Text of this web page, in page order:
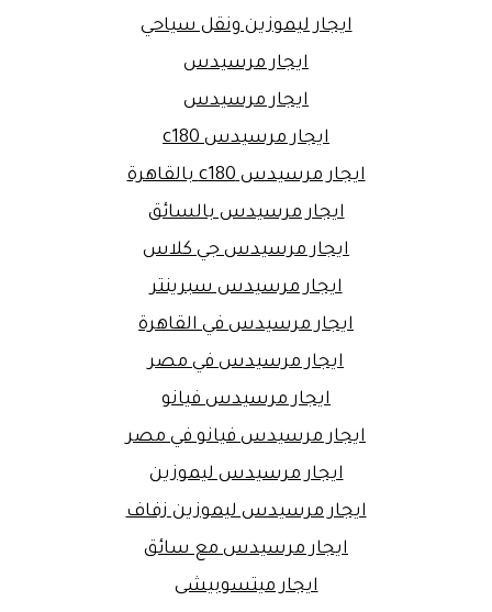
ايجار ليموزين ونقل سياحي
ايجار مرسيدس
ايجار مرسيدس
ايجار مرسيدس c180
ايجار مرسيدس c180 بالقاهرة
ايجار مرسيدس بالسائق
ايجار مرسيدس جي كلاس
ايجار مرسيدس سبرينتر
ايجار مرسيدس في القاهرة
ايجار مرسيدس في مصر
ايجار مرسيدس فيانو
ايجار مرسيدس فيانو في مصر
ايجار مرسيدس ليموزين
ايجار مرسيدس ليموزين زفاف
ايجار مرسيدس مع سائق
ايجار ميتسوبيشى